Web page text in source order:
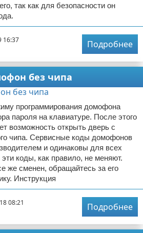
так как для безопасности он
16:37
Подробнее
без чипа
программирования домофона
пароля на клавиатуре. После этого
возможность открыть дверь с
чипа. Сервисные коды домофонов
и одинаковы для всех
коды, как правило, не меняют.
же сменен, обращайтесь за его
Инструкция
08:21
Подробнее